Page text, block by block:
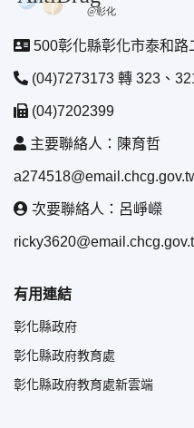
500彰化縣彰化市泰和路
(04)7273173 轉 323、
(04)7202399
主要聯絡人：陳育哲
次要聯絡人：呂崢嶸
有用連結
彰化縣政府
彰化縣政府教育處
彰化縣政府教育處新雲端